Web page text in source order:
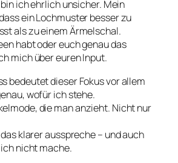
ich ehrlich unsicher. Mein
ein Lochmuster besser zu
als zu einem Ärmelschal.
habt oder euch genau das
mich über euren Input.
bedeutet dieser Fokus vor allem
wofür ich stehe.
die man anzieht. Nicht nur
klarer ausspreche – und auch
nicht mache.